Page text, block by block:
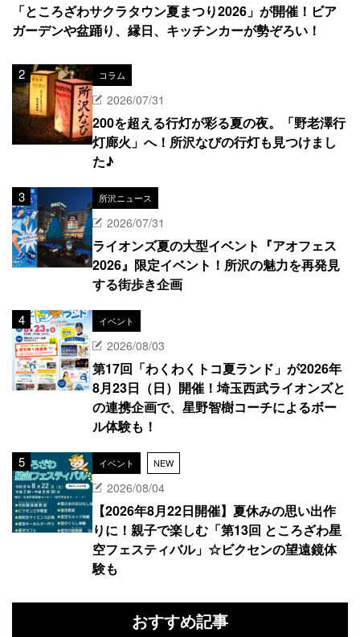
「ところざわサクラタウン夏まつり2026」が開催！ビア
ガーデンや盆踊り、縁日、キッチンカーが勢ぞろい！
コラム
2026/07/31
200を超える行灯が彩る夏の夜。「野老澤行
灯廊火」へ！所沢なびの行灯も見つけまし
た♪
所沢ニュース
2026/07/31
ライオンズ夏の大型イベント『アオフェス
2026』限定イベント！所沢の魅力を再発見
する街歩き企画
イベント
2026/08/03
第17回「わくわくトコ夏ランド」が2026年
8月23日（日）開催！埼玉西武ライオンズと
の連携企画で、星野智樹コーチによるボー
ル体験も！
イベント NEW
2026/08/04
【2026年8月22日開催】夏休みの思い出作
りに！親子で楽しむ「第13回 ところざわ星
空フェスティバル」☆ビクセンの望遠鏡体
験も
おすすめ記事